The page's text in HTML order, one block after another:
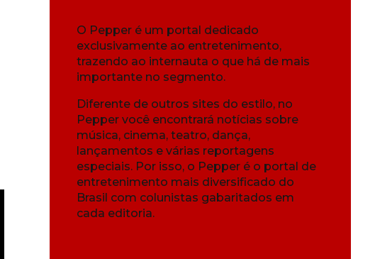
O Pepper é um portal dedicado
exclusivamente ao entretenimento,
trazendo ao internauta o que há de mais
importante no segmento.
Diferente de outros sites do estilo, no
Pepper você encontrará notícias sobre
música, cinema, teatro, dança,
lançamentos e várias reportagens
especiais. Por isso, o Pepper é o portal de
entretenimento mais diversificado do
Brasil com colunistas gabaritados em
cada editoria.